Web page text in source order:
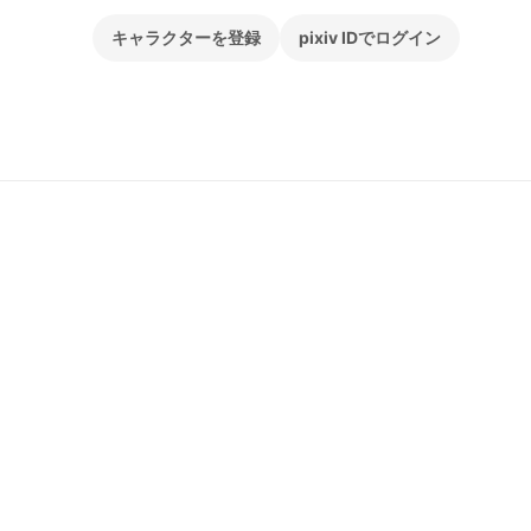
キャラクターを登録 pixiv IDでログイン